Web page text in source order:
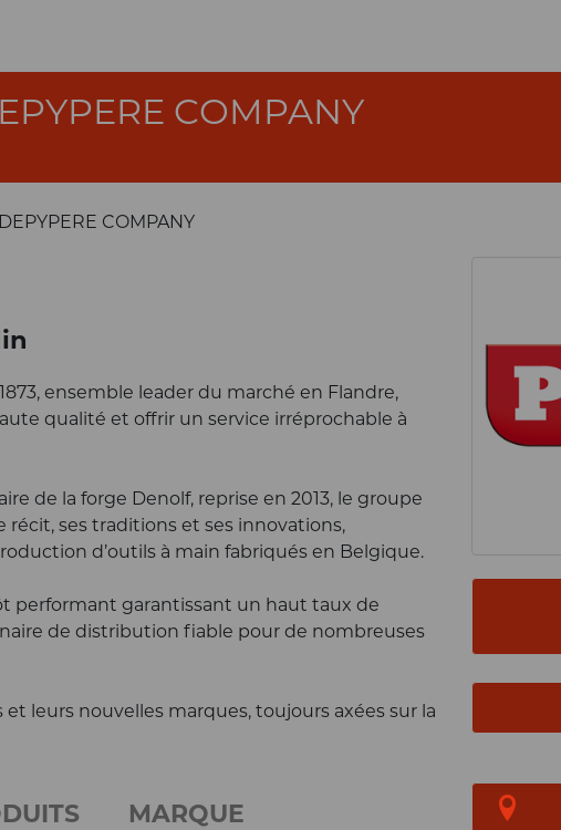
COMPANY
COMPANY
ensemble leader du marché en Flandre,
qualité et offrir un service irréprochable à
de la forge Denolf, reprise en 2013, le groupe
ses traditions et ses innovations,
d’outils à main fabriqués en Belgique.
performant garantissant un haut taux de
de distribution fiable pour de nombreuses
leurs nouvelles marques, toujours axées sur la
MARQUE